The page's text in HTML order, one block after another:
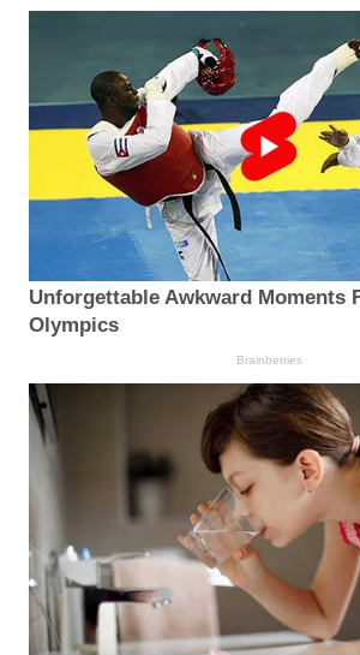
Unforgettable Awkward Moments
Olympics
Brainberries